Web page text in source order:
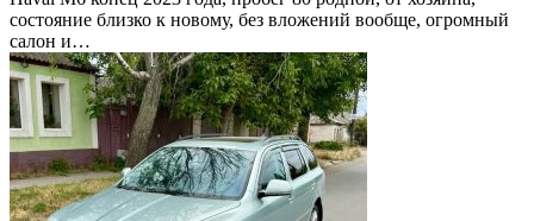
состояние близко к новому, без вложений вообще, огромный
салон и…